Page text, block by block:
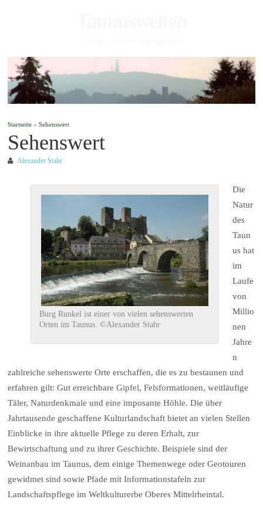
Startseite »Sehenswert
Sehenswert
Alexander Stahr
Burg Runkel ist einer von vielen sehenswerten
Orten im Taunus. ©Alexander Stahr
Die
Natur
des
Taun
us hat
im
Laufe
von
Millio
nen
Jahre
n
zahlreiche sehenswerte Orte erschaffen, die es zu bestaunen und
erfahren gilt: Gut erreichbare Gipfel, Felsformationen, weitläufige
Täler, Naturdenkmale und eine imposante Höhle. Die über
Jahrtausende geschaffene Kulturlandschaft bietet an vielen Stellen
Einblicke in ihre aktuelle Pflege zu deren Erhalt, zur
Bewirtschaftung und zu ihrer Geschichte. Beispiele sind der
Weinanbau im Taunus, dem einige Themenwege oder Geotouren
gewidmet sind sowie Pfade mit Informationstafeln zur
Landschaftspflege im Weltkulturerbe Oberes Mittelrheintal.